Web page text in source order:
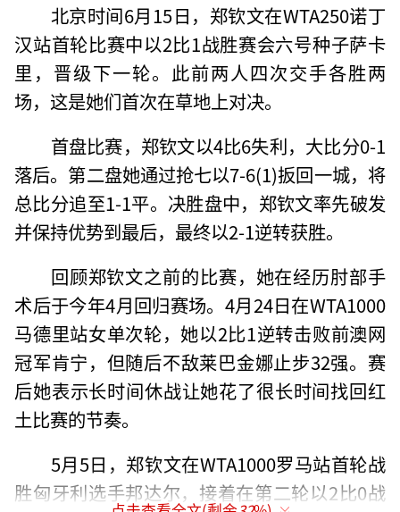
北京时间6月15日，郑钦文在WTA250诺丁
汉站首轮比赛中以2比1战胜赛会六号种子萨卡
里，晋级下一轮。此前两人四次交手各胜两
场，这是她们首次在草地上对决。
首盘比赛，郑钦文以4比6失利，大比分0-1
落后。第二盘她通过抢七以7-6(1)扳回一城，将
总比分追至1-1平。决胜盘中，郑钦文率先破发
并保持优势到最后，最终以2-1逆转获胜。
回顾郑钦文之前的比赛，她在经历肘部手
术后于今年4月回归赛场。4月24日在WTA1000
马德里站女单次轮，她以2比1逆转击败前澳网
冠军肯宁，但随后不敌莱巴金娜止步32强。赛
后她表示长时间休战让她花了很长时间找回红
土比赛的节奏。
5月5日，郑钦文在WTA1000罗马站首轮战
胜匈牙利选手邦达尔，接着在第二轮以2比0战